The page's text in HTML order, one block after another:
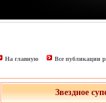
На главную Все публикации
Звездное